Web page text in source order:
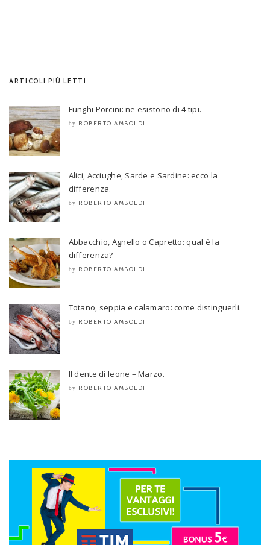
ARTICOLI PIÙ LETTI
Funghi Porcini: ne esistono di 4 tipi.
by ROBERTO AMBOLDI
Alici, Acciughe, Sarde e Sardine: ecco la
differenza.
by ROBERTO AMBOLDI
Abbacchio, Agnello o Capretto: qual è la
differenza?
by ROBERTO AMBOLDI
Totano, seppia e calamaro: come distinguerli.
by ROBERTO AMBOLDI
Il dente di leone – Marzo.
by ROBERTO AMBOLDI